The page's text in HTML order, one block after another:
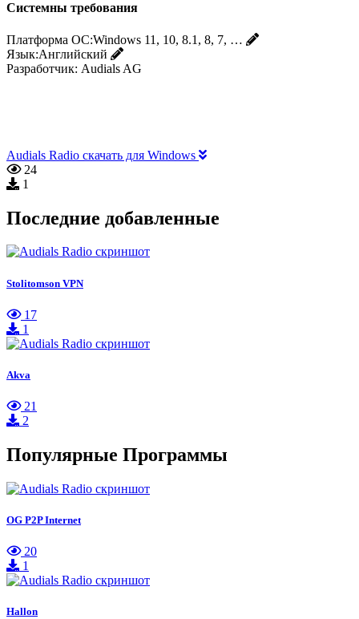
Системны требования
Платформа ОС:Windows 11, 10, 8.1, 8, 7, …
Язык:Английский
Разработчик: Audials AG
Audials Radio скачать для Windows
24
1
Последние добавленные
Stolitomson VPN
17
1
Akva
21
2
Популярные Программы
OG P2P Internet
20
1
Hallon